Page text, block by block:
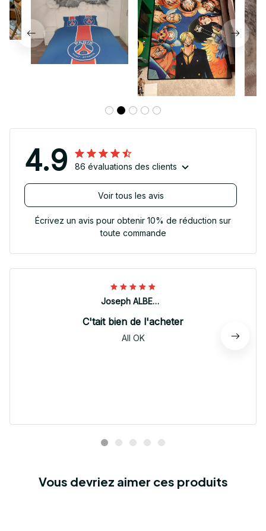
4.9 86 évaluations des clients
Voir tous les avis
Écrivez un avis pour obtenir 10% de réduction sur
toute commande
Joseph ALBERTINI
C'tait bien de l'acheter
All OK
Vous devriez aimer ces produits